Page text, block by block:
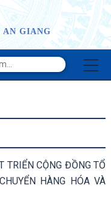
AN GIANG
TRIỂN CỘNG ĐỒNG TỔ
HÀNG HÓA VÀ